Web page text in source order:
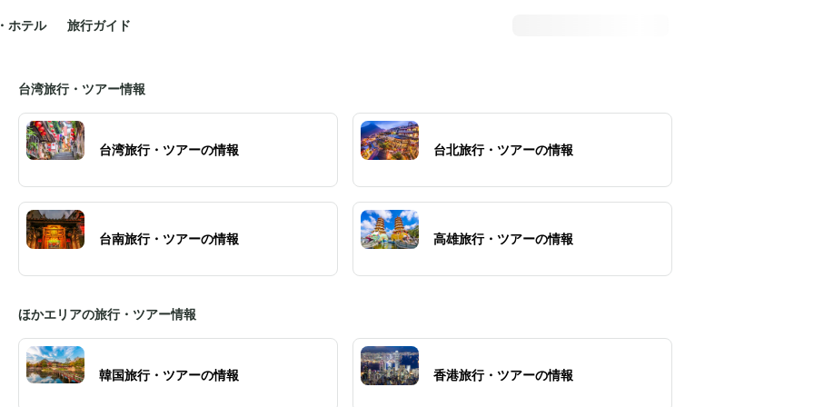
ホテル 旅行ガイド
台湾旅行・ツアー情報
台湾旅行・ツアーの情報 台北旅行・ツアーの情報
台南旅行・ツアーの情報 高雄旅行・ツアーの情報
ほかエリアの旅行・ツアー情報
韓国旅行・ツアーの情報 香港旅行・ツアーの情報